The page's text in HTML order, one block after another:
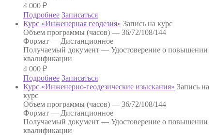
4 000 ₽
Подробнее Записаться
Курс «Инженерная геодезия» Запись на курс
Объем программы (часов) — 36/72/108/144
Формат — Дистанционное
Получаемый документ — Удостоверение о повышении
квалификации
4 000 ₽
Подробнее Записаться
Курс «Инженерно-геодезические изыскания» Запись на
курс
Объем программы (часов) — 36/72/108/144
Формат — Дистанционное
Получаемый документ — Удостоверение о повышении
квалификации